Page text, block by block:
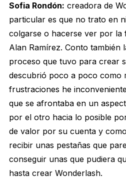
Sofia Rondón: creadora de
particular es que no trato en
colgarse o hacerse ver por la
Alan Ramírez. Conto también
proceso que tuvo para crear
descubrió poco a poco como
frustraciones he
que se afrontaba en un
por el otro hacia lo posible
de valor por su cuenta y
recibir unas pestañas que
conseguir unas que pudiera
hasta crear Wonderlash.